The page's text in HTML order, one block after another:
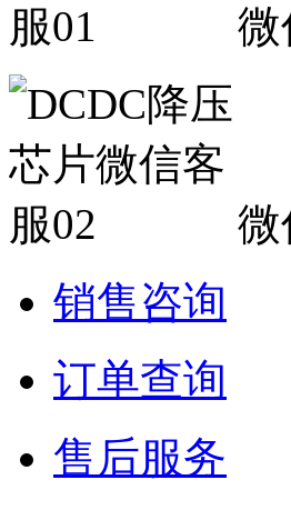
微
微
销售咨询
订单查询
售后服务